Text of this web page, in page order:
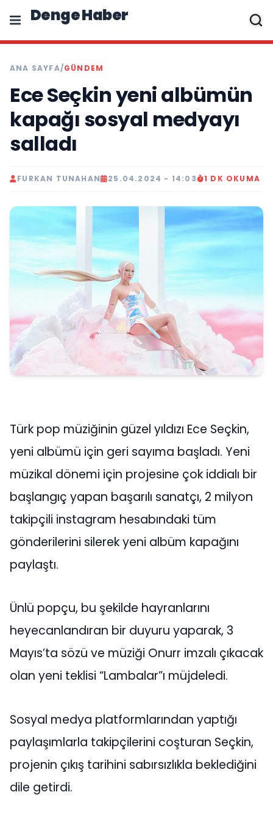
Denge Haber
ANA SAYFA/GÜNDEM
Ece Seçkin yeni albümün
kapağı sosyal medyayı
salladı
FURKAN TUNAHAN 25.04.2024 - 14:03 1 DK OKUMA
Türk pop müziğinin güzel yıldızı Ece Seçkin,
yeni albümü için geri sayıma başladı. Yeni
müzikal dönemi için projesine çok iddialı bir
başlangıç yapan başarılı sanatçı, 2 milyon
takipçili instagram hesabındaki tüm
gönderilerini silerek yeni albüm kapağını
paylaştı.
Ünlü popçu, bu şekilde hayranlarını
heyecanlandıran bir duyuru yaparak, 3
Mayıs’ta sözü ve müziği Onurr imzalı çıkacak
olan yeni teklisi “Lambalar”ı müjdeledi.
Sosyal medya platformlarından yaptığı
paylaşımlarla takipçilerini coşturan Seçkin,
projenin çıkış tarihini sabırsızlıkla beklediğini
dile getirdi.